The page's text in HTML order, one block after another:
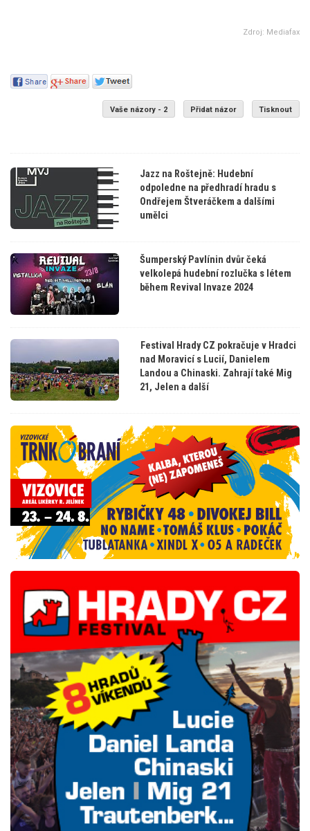
Zdroj: Mediafax
Vaše názory - 2 Přidat názor Tisknout
Jazz na Roštejně: Hudební
odpoledne na předhradí hradu s
Ondřejem Štveráčkem a dalšími
umělci
Šumperský Pavlínin dvůr čeká
velkolepá hudební rozlučka s létem
během Revival Invaze 2024
Festival Hrady CZ pokračuje v Hradci
nad Moravicí s Lucií, Danielem
Landou a Chinaski. Zahrají také Mig
21, Jelen a další